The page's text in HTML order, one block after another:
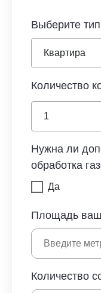
Выберите
Количество
Нужна ли
обработка
Да
Площадь
Количество